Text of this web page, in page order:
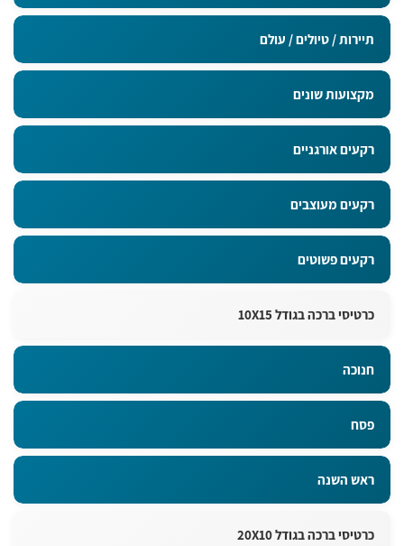
תיירות / טיולים / עולם
מקצועות שונים
רקעים אורגניים
רקעים מעוצבים
רקעים פשוטים
כרטיסי ברכה בגודל 10X15
חנוכה
פסח
ראש השנה
כרטיסי ברכה בגודל 20X10